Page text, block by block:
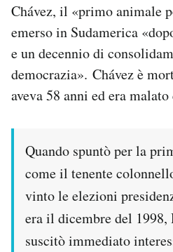
CALENDARIO
Area Personale
Regala il Post
Hai bisogno di aiuto?
Chávez, il «primo animale
emerso in Sudamerica
e un decennio di
democrazia». Chávez è
aveva 58 anni ed era
Quando spuntò per la
come il tenente
vinto le elezioni
era il dicembre del 1998,
suscitò immediato